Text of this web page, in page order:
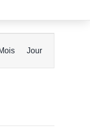
de
vues
Jour